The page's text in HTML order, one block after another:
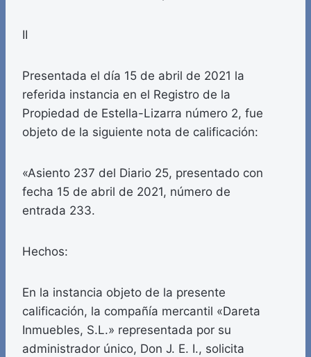
II
Presentada el día 15 de abril de 2021 la
referida instancia en el Registro de la
Propiedad de Estella-Lizarra número 2, fue
objeto de la siguiente nota de calificación:
«Asiento 237 del Diario 25, presentado con
fecha 15 de abril de 2021, número de
entrada 233.
Hechos:
En la instancia objeto de la presente
calificación, la compañía mercantil «Dareta
Inmuebles, S.L.» representada por su
administrador único, Don J. E. I., solicita